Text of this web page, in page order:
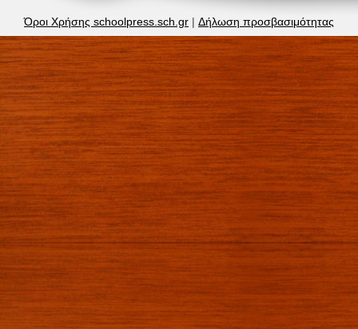
Όροι Χρήσης schoolpress.sch.gr | Δήλωση προσβασιμότητας